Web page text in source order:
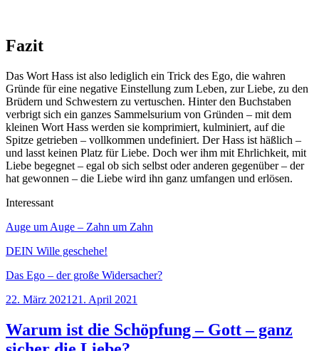
Fazit
Das Wort Hass ist also lediglich ein Trick des Ego, die wahren
Gründe für eine negative Einstellung zum Leben, zur Liebe, zu den
Brüdern und Schwestern zu vertuschen. Hinter den Buchstaben
verbrigt sich ein ganzes Sammelsurium von Gründen – mit dem
kleinen Wort Hass werden sie komprimiert, kulminiert, auf die
Spitze getrieben – vollkommen undefiniert. Der Hass ist häßlich –
und lasst keinen Platz für Liebe. Doch wer ihm mit Ehrlichkeit, mit
Liebe begegnet – egal ob sich selbst oder anderen gegenüber – der
hat gewonnen – die Liebe wird ihn ganz umfangen und erlösen.
Interessant
Auge um Auge – Zahn um Zahn
DEIN Wille geschehe!
Das Ego – der große Widersacher?
Veröffentlicht
22. März 2021 21. April 2021
Warum ist die Schöpfung – Gott – ganz